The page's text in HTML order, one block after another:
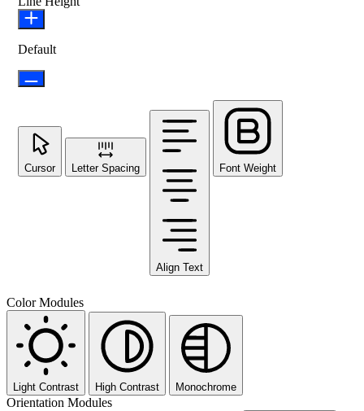
Default
Cursor Letter Spacing
Align Text
Font Weight
Color Modules
Light Contrast High Contrast Monochrome
Orientation Modules